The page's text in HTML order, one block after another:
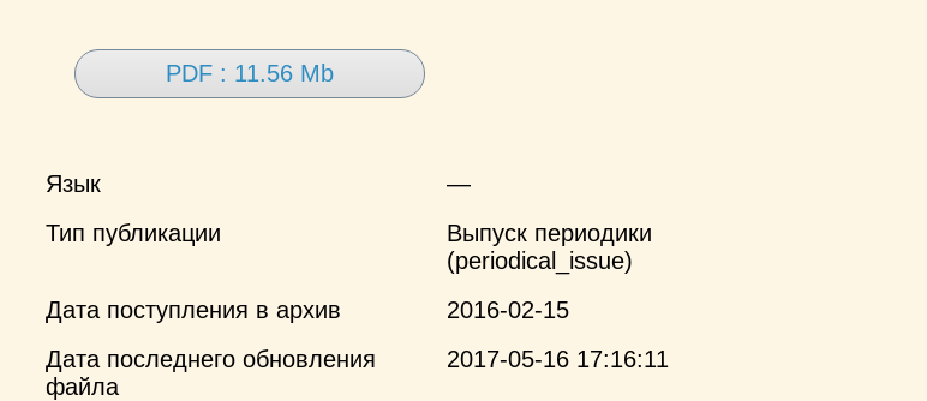
PDF : 11.56 Mb
Язык
—
Тип публикации
Выпуск периодики
(periodical_issue)
Дата поступления в архив
2016-02-15
Дата последнего обновления
файла
2017-05-16 17:16:11